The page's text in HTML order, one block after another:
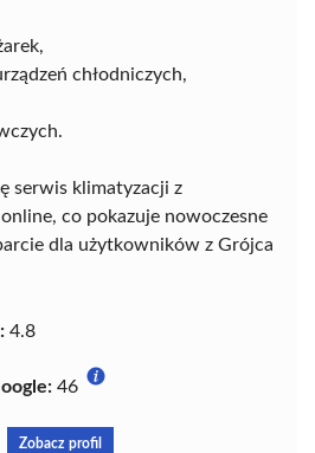
chłodniczych,
serwis klimatyzacji z
co pokazuje nowoczesne
dla użytkowników z Grójca
4.8
46
Zobacz profil